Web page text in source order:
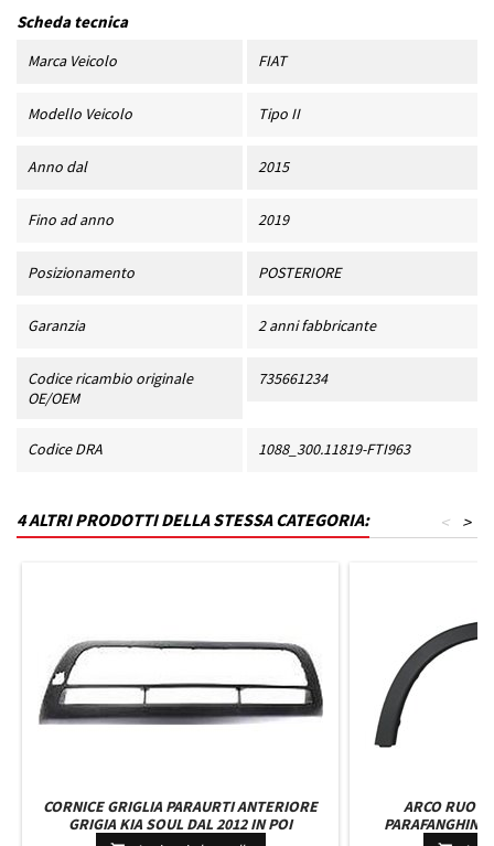
Scheda tecnica
Marca Veicolo FIAT
Modello Veicolo Tipo II
Anno dal 2015
Fino ad anno 2019
Posizionamento POSTERIORE
Garanzia 2 anni fabbricante
Codice ricambio originale
OE/OEM
735661234
Codice DRA 1088_300.11819-FTI963
4 ALTRI PRODOTTI DELLA STESSA CATEGORIA: >
<
CORNICE GRIGLIA PARAURTI ANTERIORE
GRIGIA KIA SOUL DAL 2012 IN POI
ARCO